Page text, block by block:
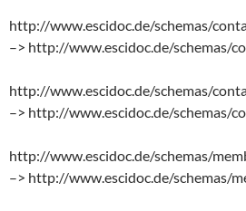
http://www.escidoc.de/schemas/
–> http://www.escidoc.de/schemas/
http://www.escidoc.de/schemas/
–> http://www.escidoc.de/schemas/
http://www.escidoc.de/schemas/
–> http://www.escidoc.de/schemas/